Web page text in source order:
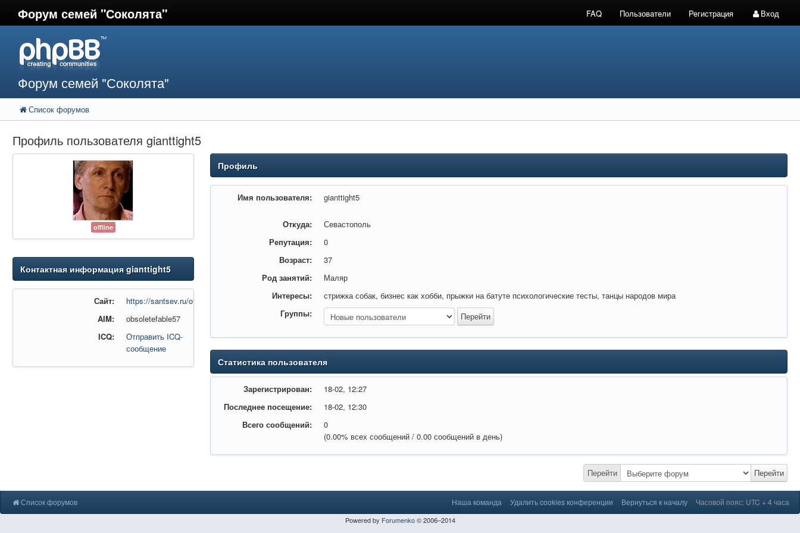
Форум семей "Соколята" FAQ Пользователи Регистрация Вход
Форум семей "Соколята"
Список форумов
Профиль пользователя gianttight5
offline
Контактная информация gianttight5
Сайт:
https://santsev.ru/otoplenie
AIM:
obsoletefable57
ICQ:
Отправить ICQ-
сообщение
Профиль
Имя пользователя: gianttight5
Откуда:
Севастополь
Репутация:
0
Возраст:
37
Род занятий:
Маляр
Интересы:
стрижка собак, бизнес как хобби, прыжки на батуте психологические тесты, танцы народов мира
Группы:
Статистика пользователя
Зарегистрирован:
18-02, 12:27
Последнее посещение:
18-02, 12:30
Всего сообщений:
0
(0.00% всех сообщений / 0.00 сообщений в день)
Перейти Перейти
Список форумов Наша команда Удалить cookies конференции Вернуться к началу Часовой пояс: UTC + 4 часа
Powered by Forumenko© 2006–2014